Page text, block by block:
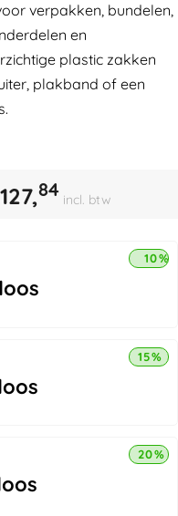
verpakken, bundelen,
en
plastic zakken
plakband of een
127,84 incl. btw
10%
15%
20%